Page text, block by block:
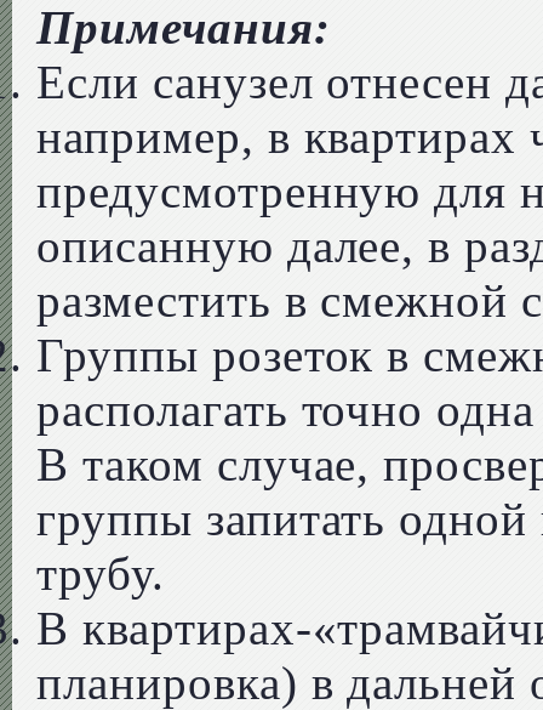
Примечания:
Если санузел отнесен
например, в
предусмотренную для
описанную далее, в
разместить в смежной
Группы розеток в
располагать точно
В таком случае,
группы запитать
трубу.
В квартирах-
планировка) в дальней